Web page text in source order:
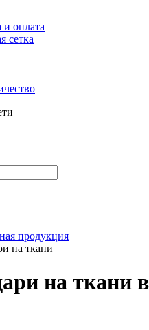
и оплата
сетка
продукция
на ткани
на ткани